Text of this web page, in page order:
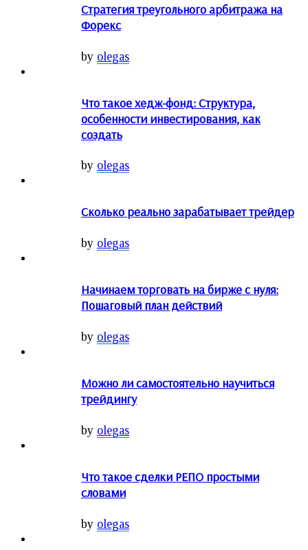
Стратегия треугольного арбитража на
Форекс
by olegas
Что такое хедж-фонд: Структура,
особенности инвестирования, как
создать
by olegas
Сколько реально зарабатывает трейдер
by olegas
Начинаем торговать на бирже с нуля:
Пошаговый план действий
by olegas
Можно ли самостоятельно научиться
трейдингу
by olegas
Что такое сделки РЕПО простыми
словами
by olegas